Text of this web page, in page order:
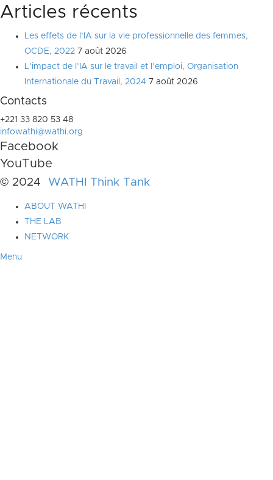
Articles récents
Les effets de l’IA sur la vie professionnelle des femmes,
OCDE, 2022 7 août 2026
L’impact de l’IA sur le travail et l’emploi, Organisation
Internationale du Travail, 2024 7 août 2026
Contacts
+221 33 820 53 48
infowathi@wathi.org
Facebook
YouTube
© 2024 WATHI Think Tank
ABOUT WATHI
THE LAB
NETWORK
Menu